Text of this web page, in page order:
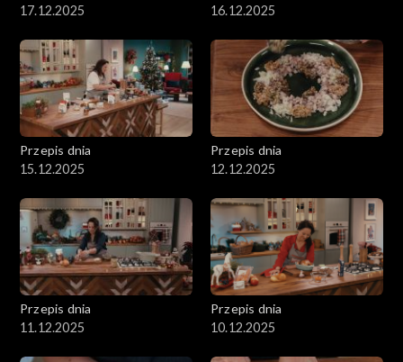
17.12.2025
16.12.2025
Przepis dnia
15.12.2025
Przepis dnia
12.12.2025
Przepis dnia
11.12.2025
Przepis dnia
10.12.2025